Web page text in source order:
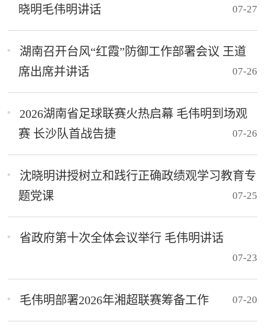
晓明毛伟明讲话
07-27
湖南召开台风“红霞”防御工作部署会议 王道
席出席并讲话
07-26
2026湖南省足球联赛火热启幕 毛伟明到场观
赛 长沙队首战告捷
07-26
沈晓明讲授树立和践行正确政绩观学习教育专
题党课
07-25
省政府第十次全体会议举行 毛伟明讲话
07-23
毛伟明部署2026年湘超联赛筹备工作 07-20